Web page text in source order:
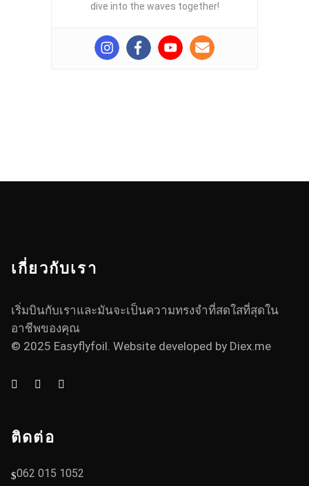
dive into the waves together!
เกี่ยวกับเรา
เริ่มบินกับเราและมันจะเป็นความทรงจำที่สดใสที่สุดใน
อาชีพของคุณ
© 2025 Easyflyfoil. Website developed by Diex.me
ติดต่อ
062 015 1052